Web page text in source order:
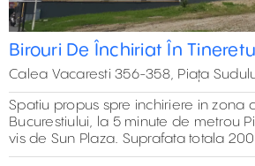
Birouri De Închiriat În
Calea Vacaresti 356-358, Piața
Spatiu propus spre inchiriere in zona
Bucurestiului, la 5 minute de metrou
vis de Sun Plaza. Suprafata totala